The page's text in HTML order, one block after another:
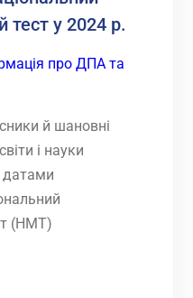
тест у 2024 р.
про ДПА та
й шановні
і науки
датами
(НМТ)